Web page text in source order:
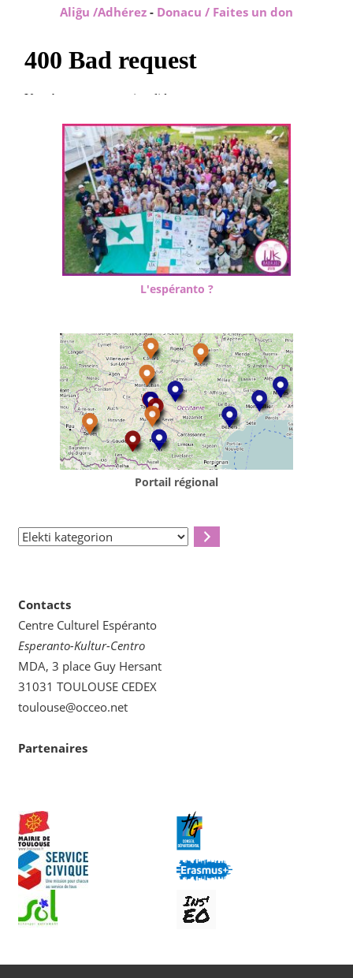
Aliĝu /Adhérez - Donacu / Faites un don
L'espéranto ?
Portail régional
Elekti
Contacts
Centre Culturel Espéranto
Esperanto-Kultur-Centro
MDA, 3 place Guy Hersant
31031 TOULOUSE CEDEX
toulouse@occeo.net
Partenaires